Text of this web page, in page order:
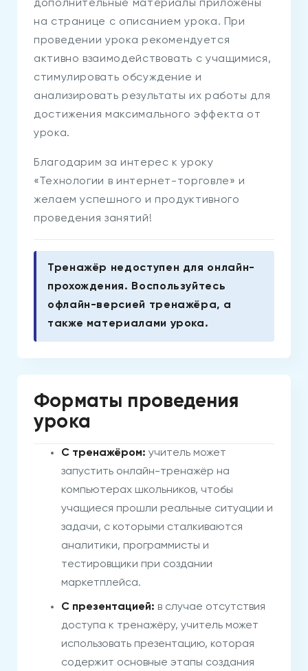
дополнительные материалы приложены
на странице с описанием урока. При
проведении урока рекомендуется
активно взаимодействовать с учащимися,
стимулировать обсуждение и
анализировать результаты их работы для
достижения максимального эффекта от
урока.
Благодарим за интерес к уроку
«Технологии в интернет-торговле» и
желаем успешного и продуктивного
проведения занятий!
Тренажёр недоступен для онлайн-
прохождения. Воспользуйтесь
офлайн-версией тренажёра, а
также материалами урока.
Форматы проведения
урока
С тренажёром: учитель может
запустить онлайн-тренажёр на
компьютерах школьников, чтобы
учащиеся прошли реальные ситуации и
задачи, с которыми сталкиваются
аналитики, программисты и
тестировщики при создании
маркетплейса.
С презентацией: в случае отсутствия
доступа к тренажёру, учитель может
использовать презентацию, которая
содержит основные этапы создания